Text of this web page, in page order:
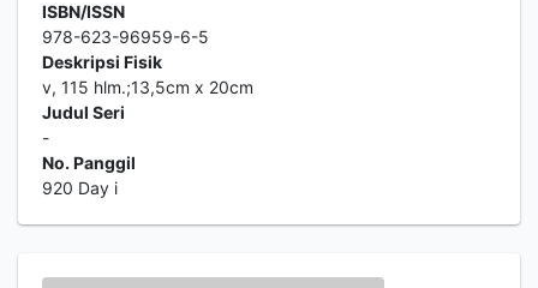
ISBN/ISSN
978-623-96959-6-5
Deskripsi Fisik
v, 115 hlm.;13,5cm x 20cm
Judul Seri
-
No. Panggil
920 Day i